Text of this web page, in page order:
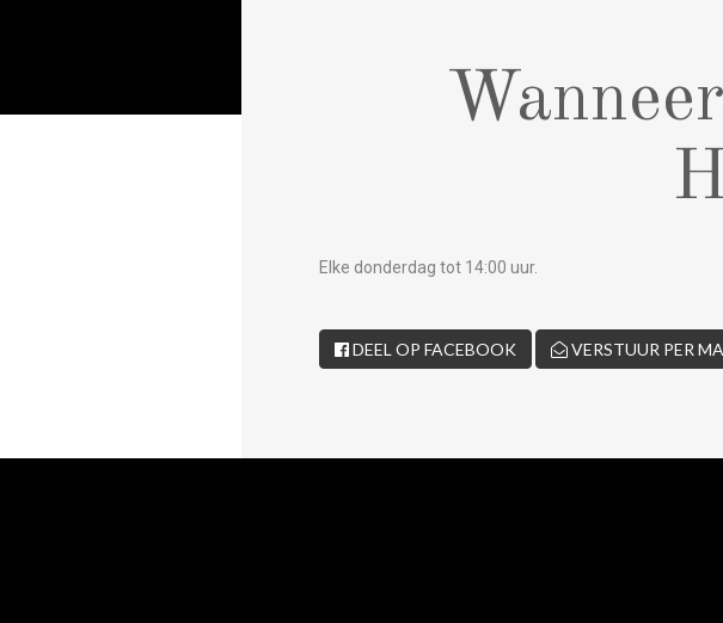
Elke donderdag tot 14:00 uur.
DEEL OP FACEBOOK VERSTUUR PER